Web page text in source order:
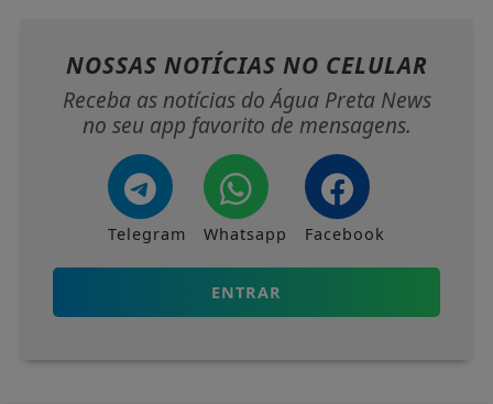
NOSSAS NOTÍCIAS NO CELULAR
Receba as notícias do Água Preta News
no seu app favorito de mensagens.
Telegram Whatsapp Facebook
ENTRAR